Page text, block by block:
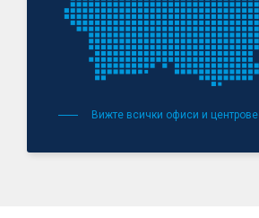
Вижте всички офиси и центрове